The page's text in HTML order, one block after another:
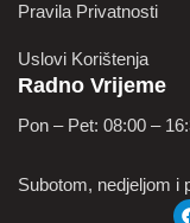
Pravila Privatnosti
Uslovi Korištenja
Radno Vrijeme
Pon – Pet: 08:00 –
Subotom, nedjeljom i